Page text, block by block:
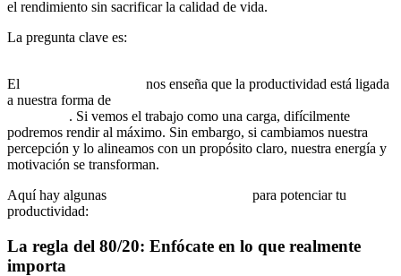
el rendimiento sin sacrificar la calidad de vida.
La pregunta clave es:
El
nos enseña que la productividad está ligada
a nuestra forma de
. Si vemos el trabajo como una carga, difícilmente
podremos rendir al máximo. Sin embargo, si cambiamos nuestra
percepción y lo alineamos con un propósito claro, nuestra energía y
motivación se transforman.
Aquí hay algunas
para potenciar tu
productividad:
La regla del 80/20: Enfócate en lo que realmente
importa